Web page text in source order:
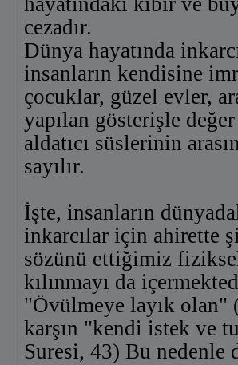
cezadır.
Dünya hayatında
insanların kendisine
çocuklar, güzel evler,
yapılan gösterişle
aldatıcı süslerinin
sayılır.
İşte, insanların
inkarcılar için ahirette
sözünü ettiğimiz fiziksel
kılınmayı da
"Övülmeye layık olan"
karşın "kendi istek ve
Suresi, 43) Bu nedenle